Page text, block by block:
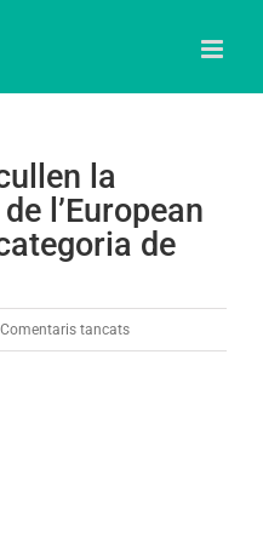
la
l’European
de
Comentaris tancatsa